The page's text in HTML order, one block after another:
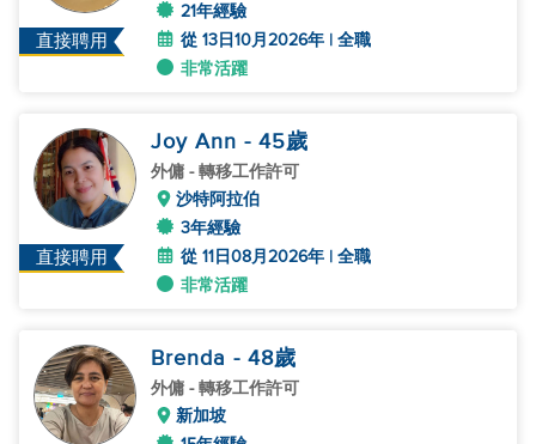
直接聘用
21年經驗
從 13日10月2026年 | 全職
非常活躍
直接聘用
Joy Ann - 45歲
外傭 - 轉移工作許可
沙特阿拉伯
3年經驗
從 11日08月2026年 | 全職
非常活躍
Brenda - 48歲
外傭 - 轉移工作許可
新加坡